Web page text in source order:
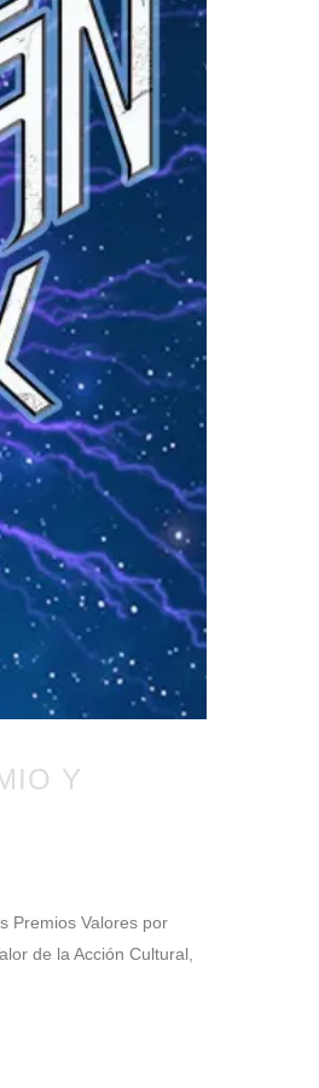
Y
Premios Valores por
de la Acción Cultural,